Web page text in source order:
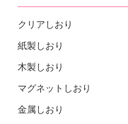
クリアしおり
紙製しおり
木製しおり
マグネットしおり
金属しおり